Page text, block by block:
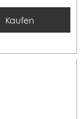
Kaufen